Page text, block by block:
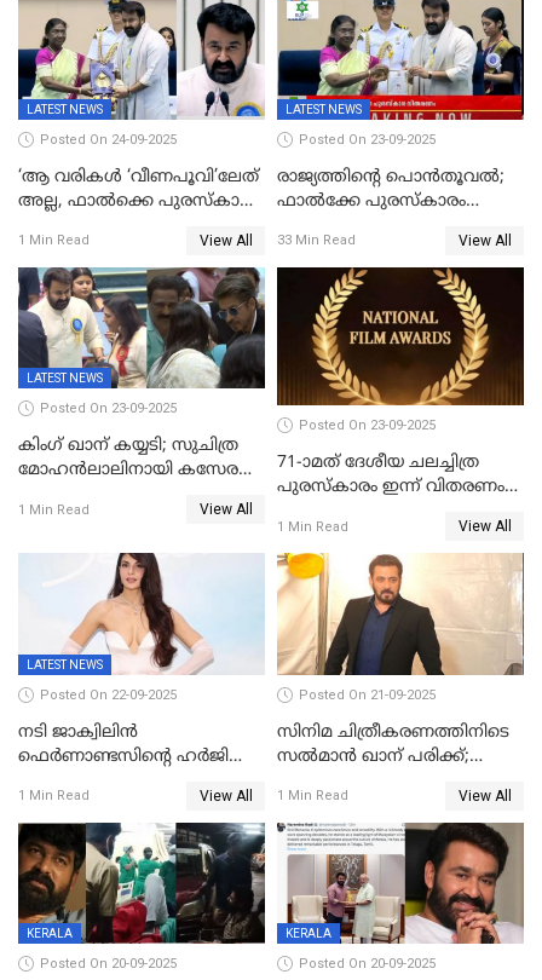
LATEST NEWS
Posted On 24-09-2025
‘ആ വരികള്‍ ‘വീണപൂവി’ലേത്
അല്ല, ഫാൽക്കെ പുരസ്‌കാരം
മോഹന്‍ലാല്‍ ഉദ്ധരിച്ച
വരികളെ ചൊല്ലി
സാമൂഹികമാധ്യമങ്ങളില്‍
ചര്‍ച്ച
1 Min Read View All
LATEST NEWS
Posted On 23-09-2025
രാജ്യത്തിന്റെ പൊൻതൂവൽ;
ഫാൽക്കേ പുരസ്കാരം
സിനിമ ആത്മാവിന്റെ
സ്പന്ദനമെന്ന് ലാൽ;
ഉർവശിക്കും വിജയരാഘവനും
ദേശീയ അവാർഡ്
33 Min Read View All
LATEST NEWS
Posted On 23-09-2025
കിംഗ് ഖാന് കയ്യടി; സുചിത്ര
മോഹൻലാലിനായി കസേര
ഖാൻ
1 Min Read View All
Posted On 23-09-2025
71-ാമത് ദേശീയ ചലച്ചിത്ര
പുരസ്‌കാരം ഇന്ന് വിതരണം
1 Min Read View All
LATEST NEWS
Posted On 22-09-2025
നടി ജാക്വിലിന്‍
ഫെര്‍ണാണ്ടസിന്റെ ഹര്‍ജി
1 Min Read View All
Posted On 21-09-2025
സിനിമ ചിത്രീകരണത്തിനിടെ
സൽമാൻ ഖാന് പരിക്ക്;
മുംബൈയിലേക്ക് മടങ്ങി
1 Min Read View All
KERALA
Posted On 20-09-2025
KERALA
Posted On 20-09-2025